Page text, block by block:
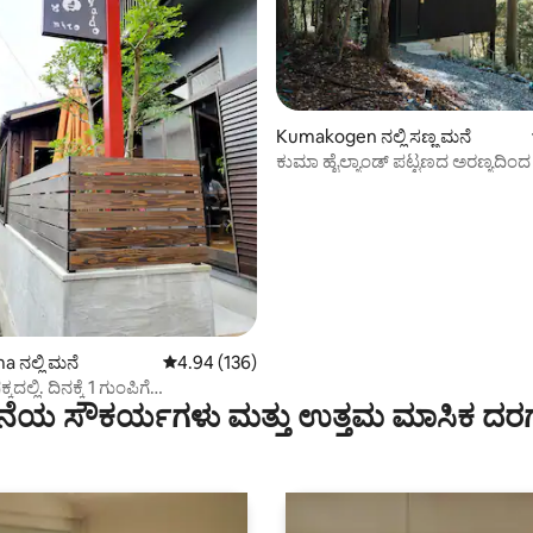
6 ವಿಮರ್ಶೆಗಳು
ನಲ್ಲಿ ಮನೆ 5 ರಲ್ಲಿ 4.94 ಸರಾಸರಿ ರೇಟಿಂಗ್, 136 ವಿಮರ್ಶೆಗಳು
4.94 (136)
ದಿನಕ್ಕೆ 1 ಗುಂಪಿಗೆ
ಆನ್ಸೆನ್ ಇದೆ. ಶಾಂತ ಬೀದಿಯಲ್ಲಿರುವ
ಒಲೆಯಲ್ಲಿ ಪಿಜ್ಜಾ ಅನುಭವ ಮತ್ತು
Kumakogen ನಲ್ಲಿ ಸಣ್ಣ ಮನೆ
ಕುಮಾ ಹೈಲ್ಯಾಂಡ್ ಪಟ್ಟಣದ ಅರಣ್ಯದಿಂದ
ಸೌಕರ್ಯಗಳು ಮತ್ತು ಉತ್ತಮ ಮಾಸಿಕ